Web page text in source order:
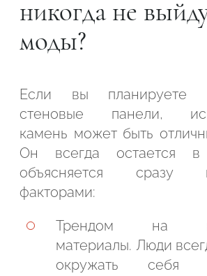
никогда не
моды?
Если вы планируете
стеновые панели,
камень может быть
Он всегда остается
объясняется сразу
факторами:
Трендом на
материалы. Люди
окружать себя